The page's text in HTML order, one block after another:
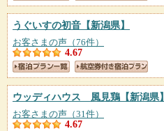
うぐいすの初音 【新潟県】
お客さまの声（76件）
4.67
ウッディハウス 風見鶏 【新潟県】
お客さまの声（31件）
4.67